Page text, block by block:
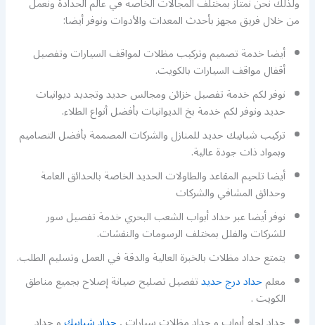
من خلال فريق مجهز بأحدث المعدات والأدوات ونوفر أيضا:
أيضا خدمة تصميم وتركيب مظلات لمواقف السيارات وتفصيل
أقفال مواقف السيارات بالكويت.
نوفر لكم خدمة تفصيل خزائن ومجالس حديد وتجديد ديوانيات
حديد ونوفر لكم خدمة بخ الديوانيات بأفضل أنواع الطلاء.
تركيب شبابيك حديد للمنازل والشركات المصممة بأفضل التصاميم
وبمواد ذات جودة عالية.
أيضا تلحيم المقاعد والطاولات الحديد الخاصة بالحدائق العامة
وحدائق المشافي والشركات
نوفر أيضا عبر حداد أبواب الشعب البحري خدمة تفصيل سور
للشركات والفلل بمختلف الرسومات والنقشات.
يتمتع حداد مظلات بالخبرة العالية والدقة في العمل وتسليم الطلب.
معلمحداد درج حديدتفصيل تصليح صيانة إصلاح بجميع مناطق
الكويت .